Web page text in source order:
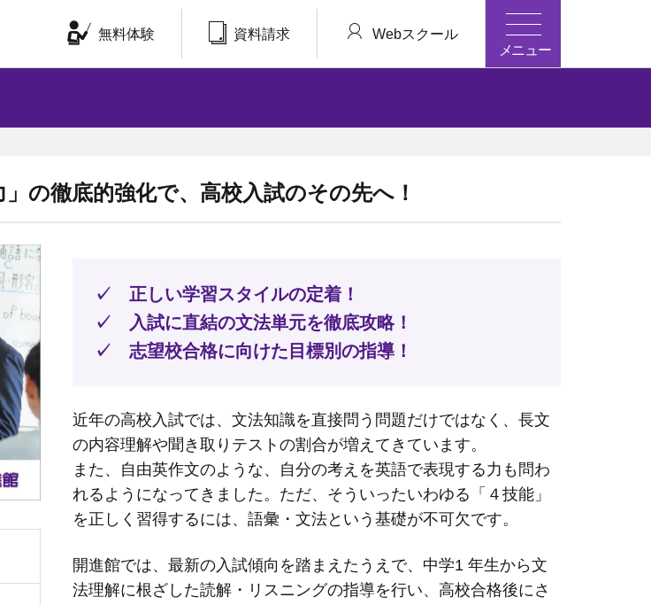
無料体験 資料請求
Webスクール
メニュー
の徹底的強化で、高校入試のその先へ！
✓ 正しい学習スタイルの定着！
✓
入試に直結の文法単元を徹底攻略！
✓ 志望校合格に向けた目標別の指導！
近年の高校入試では、文法知識を直接問う問題だけではなく、長文
の内容理解や聞き取りテストの割合が増えてきています。
また、自由英作文のような、自分の考えを英語で表現する力も問わ
れるようになってきました。ただ、そういったいわゆる「４技能」
を正しく習得するには、語彙・文法という基礎が不可欠です。
開進館では、最新の入試傾向を踏まえたうえで、中学1 年生から文
法理解に根ざした読解・リスニングの指導を行い、高校合格後にさ